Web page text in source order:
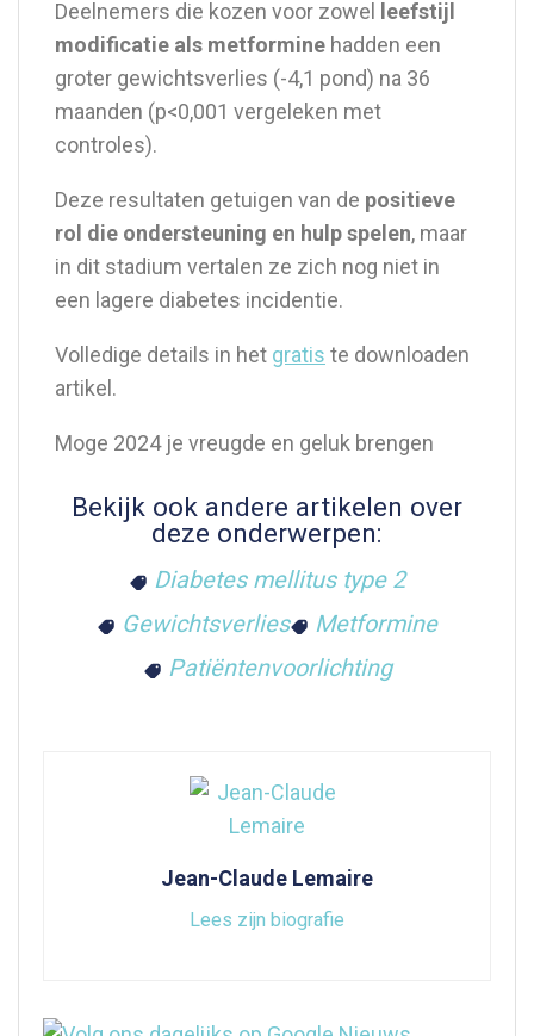
Deelnemers die kozen voor zowel leefstijl
modificatie als metformine hadden een
groter gewichtsverlies (-4,1 pond) na 36
maanden (p<0,001 vergeleken met
controles).
Deze resultaten getuigen van de positieve
rol die ondersteuning en hulp spelen, maar
in dit stadium vertalen ze zich nog niet in
een lagere diabetes incidentie.
Volledige details in het gratis te downloaden
artikel.
Moge 2024 je vreugde en geluk brengen
Bekijk ook andere artikelen over
deze onderwerpen:
Diabetes mellitus type 2
Gewichtsverlies
Metformine
Patiëntenvoorlichting
Jean-Claude Lemaire
Lees zijn biografie